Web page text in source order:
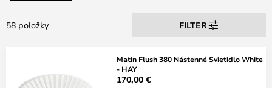
58 položky FILTER
Matin Flush 380 Nástenné Svietidlo White
- HAY
170,00 €